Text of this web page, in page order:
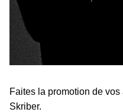
Faites la promotion de
Skriber.